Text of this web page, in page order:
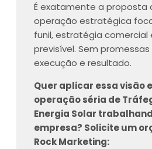
É exatamente a proposta
operação estratégica
funil, estratégia comercial
previsível. Sem
execução e resultado.
Quer aplicar essa visão
operação séria de
Energia Solar
empresa? Solicite um
Rock Marketing: